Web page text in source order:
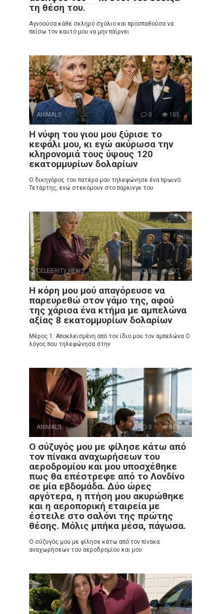
τη θέση του.
Αγνοούσα κάθε σκληρό σχόλιο και προσπαθούσα να
πείσω τον εαυτό μου να μην παίρνει
ANIMALS 0 105
Η νύφη του γιου μου ξύρισε το
κεφάλι μου, κι εγώ ακύρωσα την
κληρονομιά τους ύψους 120
εκατομμυρίων δολαρίων
Ο δικηγόρος του πατέρα μου τηλεφώνησε ένα πρωινό
Τετάρτης, ενώ στεκόμουν στο πάρκινγκ του
CELEBRITY NEWS 0 437
Η κόρη μου μού απαγόρευσε να
παρευρεθώ στον γάμο της, αφού
της χάρισα ένα κτήμα με αμπελώνα
αξίας 8 εκατομμυρίων δολαρίων
Μέρος 1: Αποκλεισμένη από τον ίδιο μου τον αμπελώνα Ο
λόγος που τηλεφώνησα στην
ANIMALS 0 589
Ο σύζυγός μου με φίλησε κάτω από
τον πίνακα αναχωρήσεων του
αεροδρομίου και μου υποσχέθηκε
πως θα επέστρεφε από το Λονδίνο
σε μία εβδομάδα. Δύο ώρες
αργότερα, η πτήση μου ακυρώθηκε
και η αεροπορική εταιρεία με
έστειλε στο σαλόνι της πρώτης
θέσης. Μόλις μπήκα μέσα, πάγωσα.
Ο σύζυγός μου με φίλησε κάτω από τον πίνακα
αναχωρήσεων του αεροδρομίου και μου